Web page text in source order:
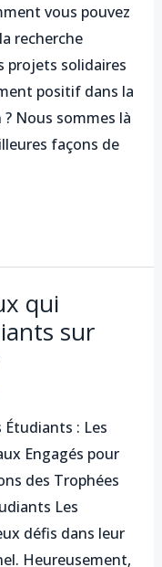
vous pouvez
recherche
projets solidaires
positif dans la
Nous sommes là
façons de
qui
sur
Étudiants : Les
Engagés pour
des Trophées
Les
défis dans leur
Heureusement,